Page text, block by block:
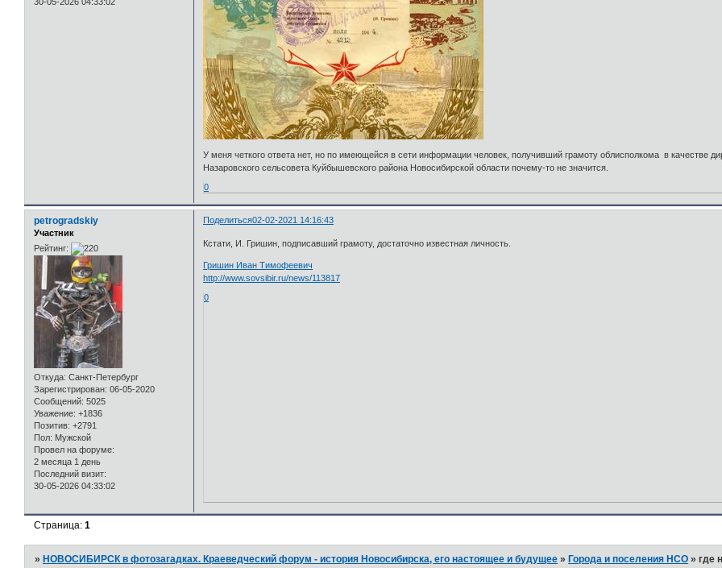
У меня четкого ответа нет, но по имеющейся в сети информации человек, получивший грамоту облисполкома в качестве
Назаровского сельсовета Куйбышевского района Новосибирской области почему-то не значится.
0
Поделиться02-02-2021 14:16:43
petrogradskiy
Участник
Рейтинг:
Откуда: Санкт-Петербург
Зарегистрирован: 06-05-2020
Сообщений: 5025
Уважение: +1836
Позитив: +2791
Пол: Мужской
Провел на форуме:
2 месяца 1 день
Последний визит:
30-05-2026 04:33:02
Кстати, И. Гришин, подписавший грамоту, достаточно известная личность.
Гришин Иван Тимофеевич
http://www.sovsibir.ru/news/113817
0
Страница:1
»НОВОСИБИРСК в фотозагадках. Краеведческий форум - история Новосибирска, его настоящее и будущее »Города и поселения НСО »где